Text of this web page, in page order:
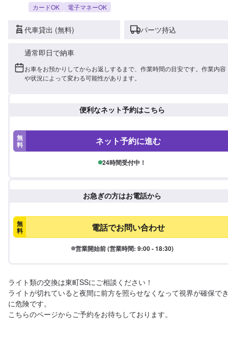
カードOK 電子マネーOK
代車貸出 (無料) パーツ持込
通常即日で納車
お車をお預かりしてからお返しするまで、作業時間の目安です。作業内容
や状況によって変わる可能性があります。
便利なネット予約はこちら
無
料 ネット予約に進む
24時間受付中！
お急ぎの方はお電話から
無
料 電話でお問い合わせ
営業開始前 (営業時間: 9:00 - 18:30)
ライト類の交換は東町SSにご相談ください！
ライトが切れていると夜間に前方を照らせなくなって視界が確保で
に危険です。
こちらのページからご予約をお待ちしております。